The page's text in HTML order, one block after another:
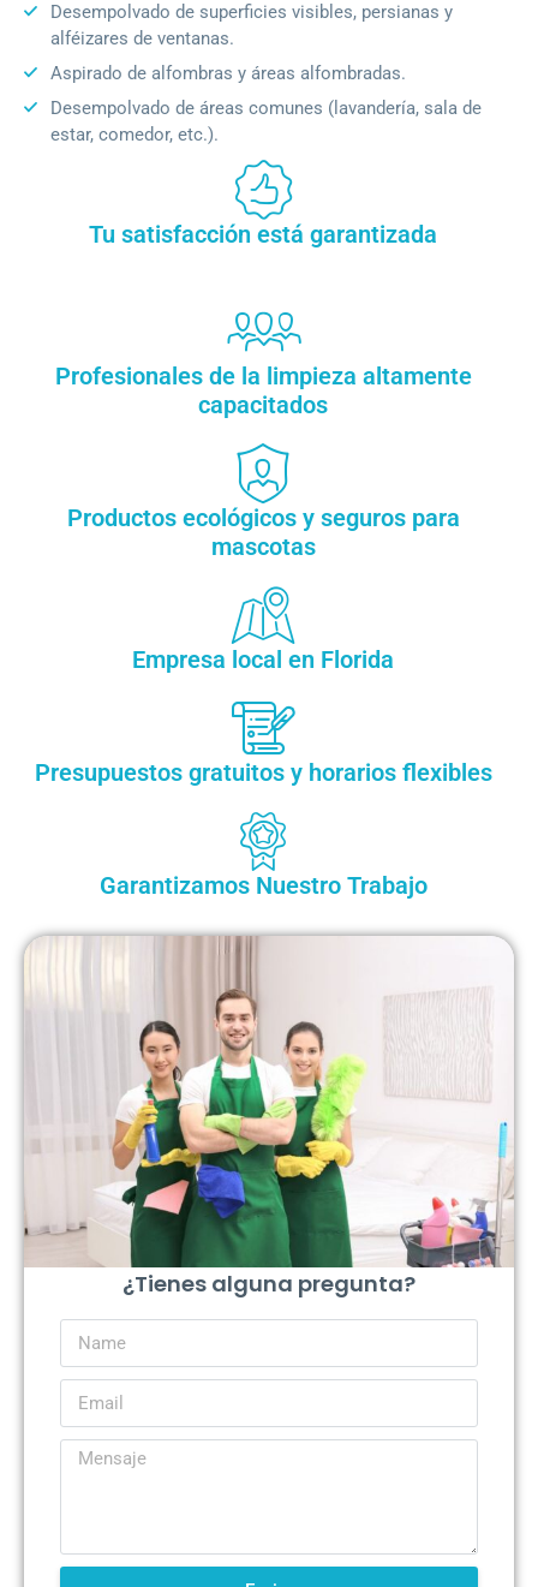
Desempolvado de superficies visibles, persianas y
alféizares de ventanas.
Aspirado de alfombras y áreas alfombradas.
Desempolvado de áreas comunes (lavandería, sala de
estar, comedor, etc.).
Tu satisfacción está garantizada
Profesionales de la limpieza altamente
capacitados
Productos ecológicos y seguros para
mascotas
Empresa local en Florida
Presupuestos gratuitos y horarios flexibles
Garantizamos Nuestro Trabajo
¿Tienes alguna pregunta?